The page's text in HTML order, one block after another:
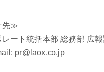
先≫
ート統括本部 総務部 広報
pr@laox.co.jp